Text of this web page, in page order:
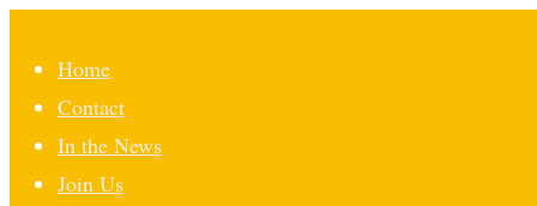
Home
Contact
In the News
Join Us